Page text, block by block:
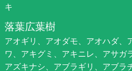
キ
落葉広葉樹
アオギリ、アオダモ、アオハダ、
ワ、アキグミ、アキニレ、アサガ
アズキナシ、アブラギリ、アブラ